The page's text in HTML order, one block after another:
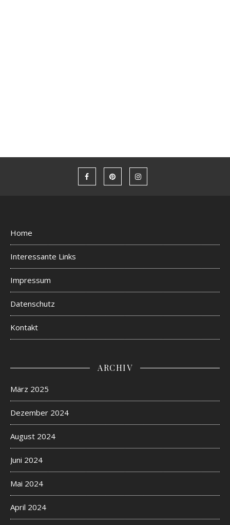
Home
Interessante Links
Impressum
Datenschutz
Kontakt
ARCHIV
März 2025
Dezember 2024
August 2024
Juni 2024
Mai 2024
April 2024